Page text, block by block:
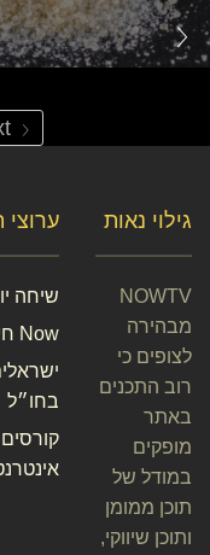
ערוצי
שיחה
Now חיפה
ישראלים
בחו״ל
קורסים
גילוי נאות
NOWTV
מבהירה
לצופים כי
רוב התכנים
באתר
מופקים
במודל של
תוכן ממומן
ותוכן שיווקי,